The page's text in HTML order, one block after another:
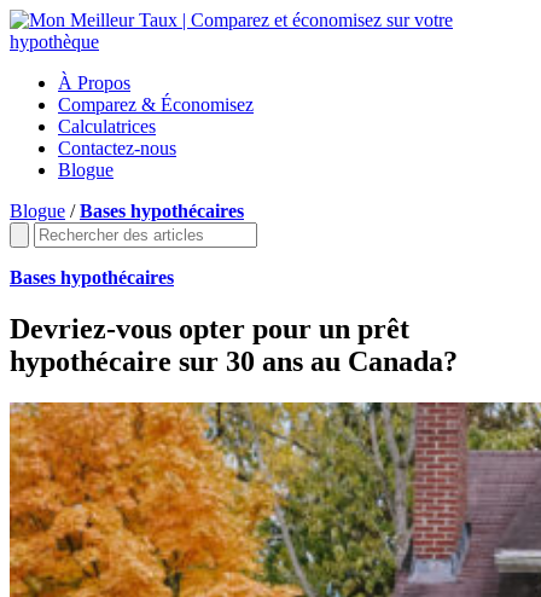
À Propos
Comparez & Économisez
Calculatrices
Contactez-nous
Blogue
Blogue /Bases hypothécaires
Bases hypothécaires
Devriez-vous opter pour un prêt
hypothécaire sur 30 ans au Canada?